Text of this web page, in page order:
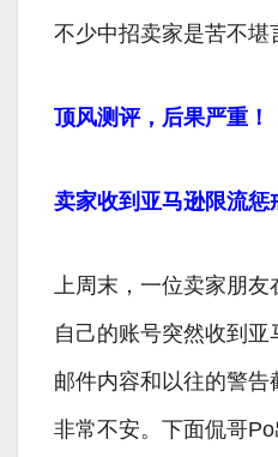
不少中招卖家是苦不堪
顶风测评，后果严重！
卖家收到亚马逊限流惩
上周末，一位卖家朋
自己的账号突然收到
邮件内容和以往的警告
非常不安。下面侃哥